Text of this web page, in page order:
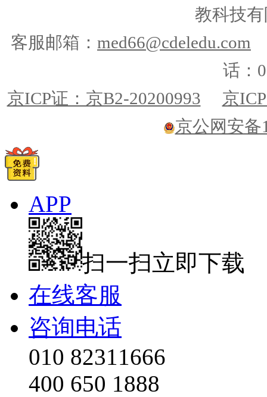
教科技
客服邮箱： med66@cdeledu.com
话：
京ICP证：京B2-20200993
京
京公网安备
APP
扫一扫立即下载
在线客服
咨询电话
010 82311666
400 650 1888